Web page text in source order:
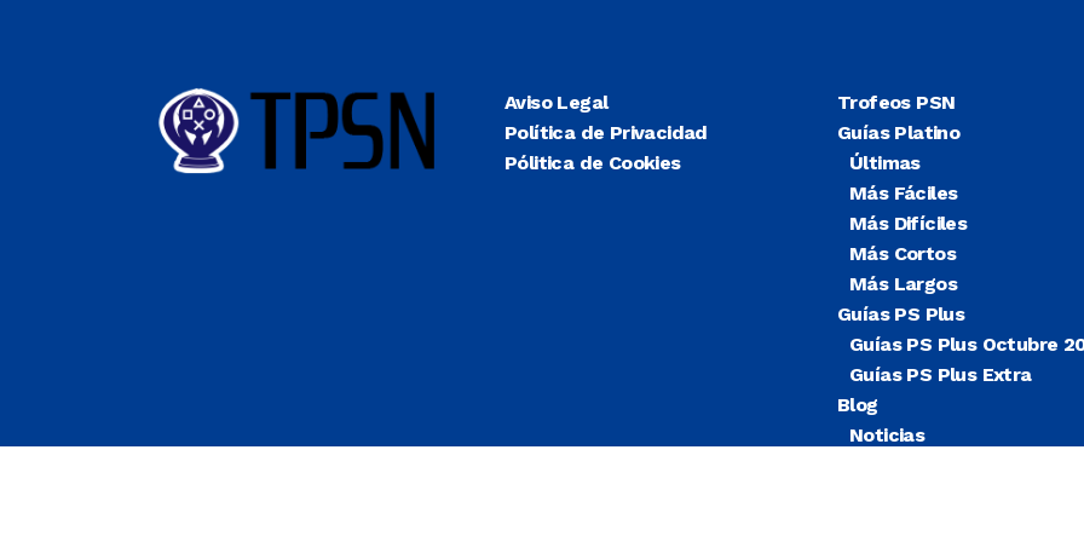
Aviso Legal
Política de Privacidad
Pólitica de Cookies
Trofeos PSN
Guías Platino
Últimas
Más Fáciles
Más Difíciles
Más Cortos
Más Largos
Guías PS Plus
Guías PS Plus Octubre
Guías PS Plus Extra
Blog
Noticias